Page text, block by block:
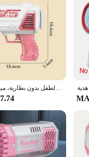
children about
With the option to
ماكينة فقاعات ذات 32 فتحة للأطفال، مسدس فقاعات كهربائي خارجي، ألعاب نفخ فقاعات الوالدين والطفل بدون بطارية، مياه فقاعية